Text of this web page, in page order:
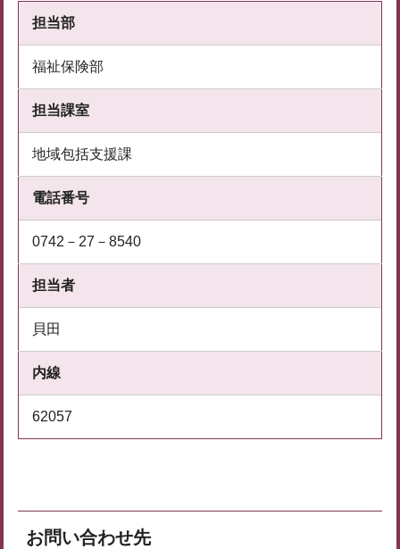
担当部
福祉保険部
担当課室
地域包括支援課
電話番号
0742－27－8540
担当者
貝田
内線
62057
お問い合わせ先